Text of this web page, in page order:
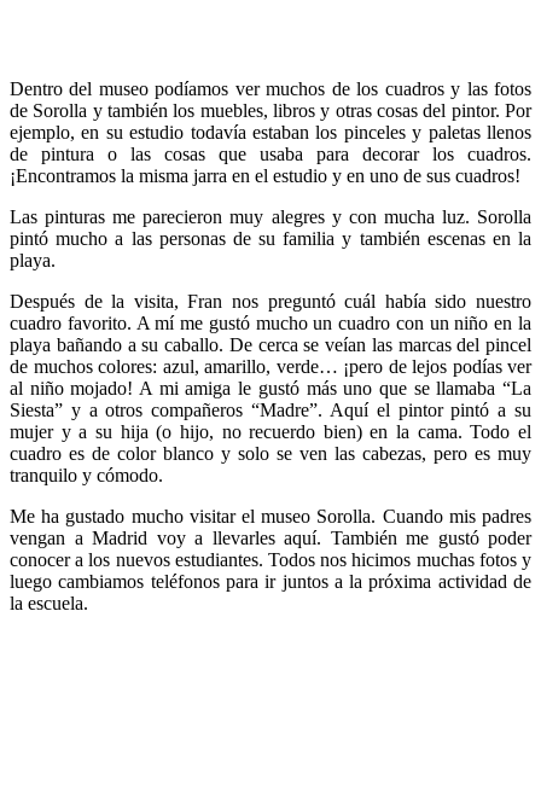
Dentro del museo podíamos ver muchos de los cuadros y las fotos
de Sorolla y también los muebles, libros y otras cosas del pintor. Por
ejemplo, en su estudio todavía estaban los pinceles y paletas llenos
de pintura o las cosas que usaba para decorar los cuadros.
¡Encontramos la misma jarra en el estudio y en uno de sus cuadros!
Las pinturas me parecieron muy alegres y con mucha luz. Sorolla
pintó mucho a las personas de su familia y también escenas en la
playa.
Después de la visita, Fran nos preguntó cuál había sido nuestro
cuadro favorito. A mí me gustó mucho un cuadro con un niño en la
playa bañando a su caballo. De cerca se veían las marcas del pincel
de muchos colores: azul, amarillo, verde… ¡pero de lejos podías ver
al niño mojado! A mi amiga le gustó más uno que se llamaba “La
Siesta” y a otros compañeros “Madre”. Aquí el pintor pintó a su
mujer y a su hija (o hijo, no recuerdo bien) en la cama. Todo el
cuadro es de color blanco y solo se ven las cabezas, pero es muy
tranquilo y cómodo.
Me ha gustado mucho visitar el museo Sorolla. Cuando mis padres
vengan a Madrid voy a llevarles aquí. También me gustó poder
conocer a los nuevos estudiantes. Todos nos hicimos muchas fotos y
luego cambiamos teléfonos para ir juntos a la próxima actividad de
la escuela.